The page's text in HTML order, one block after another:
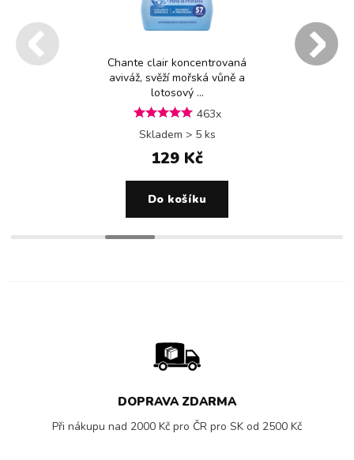
Chante clair koncentrovaná
aviváž, svěží mořská vůně a
lotosový ...
463x
Skladem > 5 ks
129 Kč
Do košíku
DOPRAVA ZDARMA
Při nákupu nad 2000 Kč pro ČR pro SK od 2500 Kč